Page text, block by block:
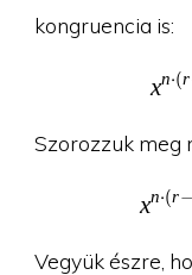
kongruencia is:
xn⋅(r
Szorozzuk meg
xn⋅(r−
Vegyük észre,